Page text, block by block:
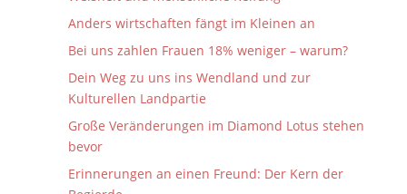
Anders wirtschaften fängt im Kleinen an
Bei uns zahlen Frauen 18% weniger – warum?
Dein Weg zu uns ins Wendland und zur
Kulturellen Landpartie
Große Veränderungen im Diamond Lotus stehen
bevor
Erinnerungen an einen Freund: Der Kern der